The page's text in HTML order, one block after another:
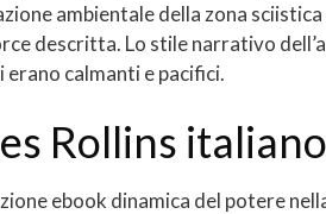
ambientale della zona
descritta. Lo stile narrativo
erano calmanti e pacifici.
Rollins italiano
ebook dinamica del potere